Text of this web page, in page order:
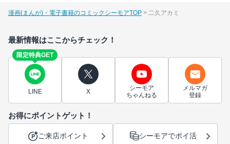
漫画(まんが)・電子書籍のコミックシーモアTOP 二久アカミ
最新情報はここからチェック！
限定特典GET
LINE X
シーモア
ちゃんねる
メルマガ
登録
お得にポイントゲット！
ご来店ポイント シーモアでポイ活